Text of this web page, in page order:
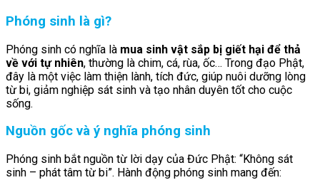
Phóng sinh là gì?
Phóng sinh có nghĩa là mua sinh vật sắp bị giết hại để thả
về với tự nhiên, thường là chim, cá, rùa, ốc… Trong đạo Phật,
đây là một việc làm thiện lành, tích đức, giúp nuôi dưỡng lòng
từ bi, giảm nghiệp sát sinh và tạo nhân duyên tốt cho cuộc
sống.
Nguồn gốc và ý nghĩa phóng sinh
Phóng sinh bắt nguồn từ lời dạy của Đức Phật: “Không sát
sinh – phát tâm từ bi”. Hành động phóng sinh mang đến: